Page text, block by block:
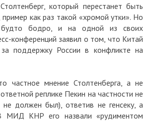
который перестанет быть
как раз такой «хромой утки». Но
бодро, и на одной из своих
конференций заявил о том, что Китай
поддержку России в конфликте на
частное мнение Столтенберга, а не
реплике Пекин на частности не
не должен был), ответив не генсеку, а
МИД КНР его назвали «рудиментом